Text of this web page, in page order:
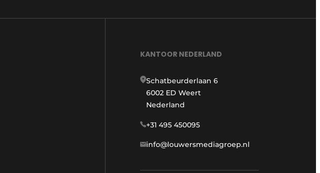
KANTOOR NEDERLAND
Schatbeurderlaan 6
6002 ED Weert
Nederland
+31 495 450095
info@louwersmediagroep.nl